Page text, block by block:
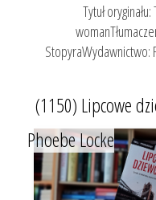
Tytuł
StopyraWydawnictwo:
(1150) Lipcowe
Phoebe Locke